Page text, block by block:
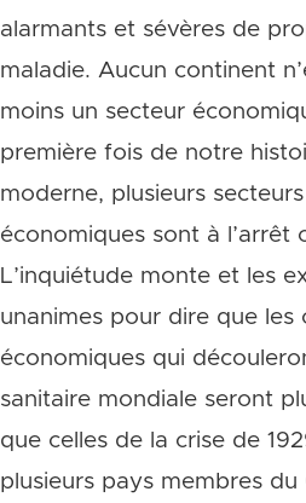
alarmants et sévères de
maladie. Aucun continent
moins un secteur
première fois de notre
moderne, plusieurs
économiques sont à l’arrêt
L’inquiétude monte et les
unanimes pour dire que les
économiques qui
sanitaire mondiale seront
que celles de la crise de
plusieurs pays membres du